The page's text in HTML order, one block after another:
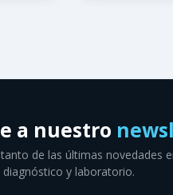
a nuestro
de las últimas novedades
diagnóstico y laboratorio.